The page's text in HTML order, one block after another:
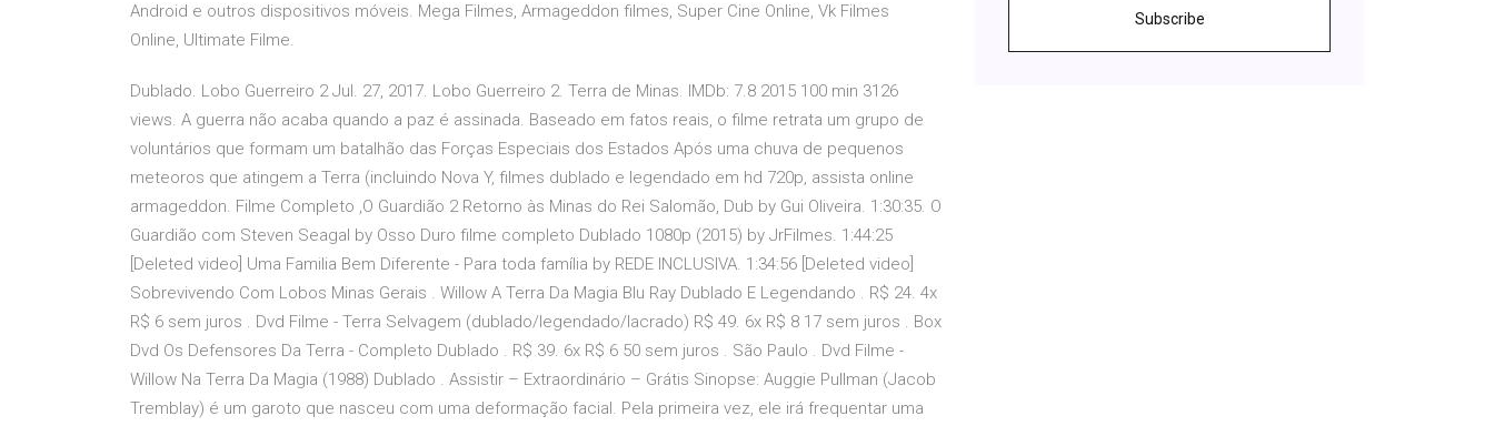
Android e outros dispositivos móveis. Mega Filmes, Armageddon filmes, Super Cine Online, Vk Filmes
Online, Ultimate Filme.
Dublado. Lobo Guerreiro 2 Jul. 27, 2017. Lobo Guerreiro 2. Terra de Minas. IMDb: 7.8 2015 100 min 3126
views. A guerra não acaba quando a paz é assinada. Baseado em fatos reais, o filme retrata um grupo de
voluntários que formam um batalhão das Forças Especiais dos Estados Após uma chuva de pequenos
meteoros que atingem a Terra (incluindo Nova Y, filmes dublado e legendado em hd 720p, assista online
armageddon. Filme Completo ,O Guardião 2 Retorno às Minas do Rei Salomão, Dub by Gui Oliveira. 1:30:35. O
Guardião com Steven Seagal by Osso Duro filme completo Dublado 1080p (2015) by JrFilmes. 1:44:25
[Deleted video] Uma Familia Bem Diferente - Para toda família by REDE INCLUSIVA. 1:34:56 [Deleted video]
Sobrevivendo Com Lobos Minas Gerais . Willow A Terra Da Magia Blu Ray Dublado E Legendando . R$ 24. 4x
R$ 6 sem juros . Dvd Filme - Terra Selvagem (dublado/legendado/lacrado) R$ 49. 6x R$ 8 17 sem juros . Box
Dvd Os Defensores Da Terra - Completo Dublado . R$ 39. 6x R$ 6 50 sem juros . São Paulo . Dvd Filme -
Willow Na Terra Da Magia (1988) Dublado . Assistir – Extraordinário – Grátis Sinopse: Auggie Pullman (Jacob
Tremblay) é um garoto que nasceu com uma deformação facial. Pela primeira vez, ele irá frequentar uma
Subscribe